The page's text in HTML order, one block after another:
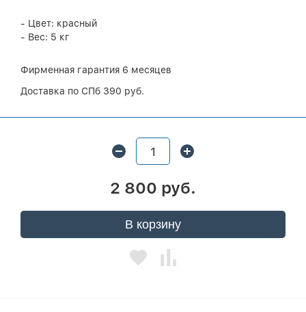
- Цвет: красный
- Вес: 5 кг
Фирменная гарантия 6 месяцев
Доставка по СПб 390 руб.
2 800 руб.
В корзину